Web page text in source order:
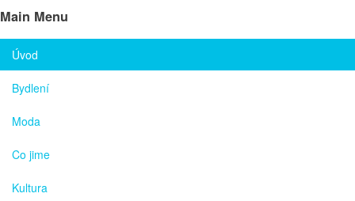
Main Menu
Úvod
Bydlení
Moda
Co jime
Kultura